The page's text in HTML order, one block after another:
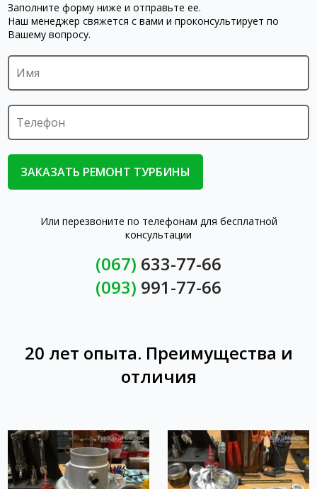
Заполните форму ниже и отправьте ее.
Наш менеджер свяжется с вами и проконсультирует по
Вашему вопросу.
Или перезвоните по телефонам для бесплатной
консультации
(067) 633-77-66
(093) 991-77-66
20 лет опыта. Преимущества и
отличия